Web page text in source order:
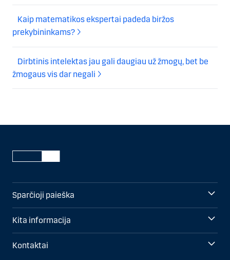
Kaip matematikos ekspertai padeda biržos
prekybininkams?
Dirbtinis intelektas jau gali daugiau už žmogų, bet be
žmogaus vis dar negali
Sparčioji paieška
Kita informacija
Kontaktai